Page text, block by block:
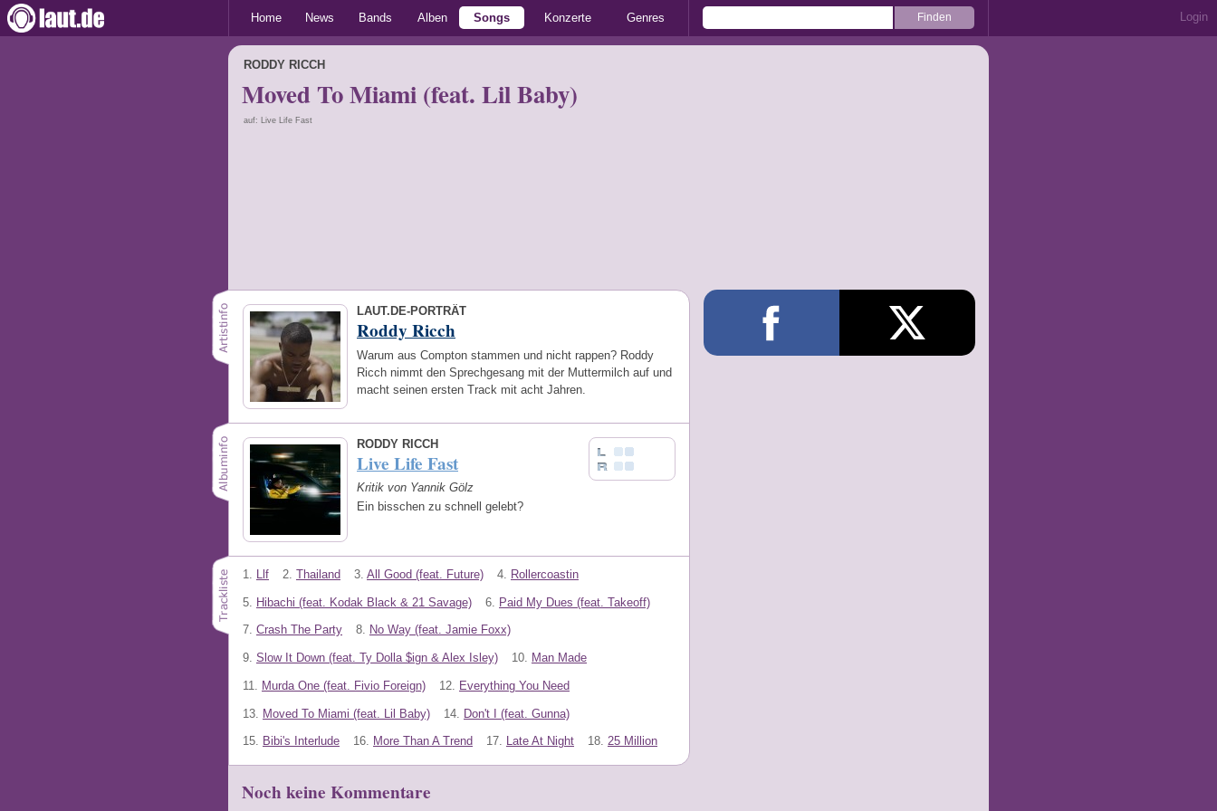
Home News Bands Alben Songs Konzerte Genres Login
RODDY RICCH
Moved To Miami (feat. Lil Baby)
auf: Live Life Fast
LAUT.DE-PORTRÄT
Roddy Ricch
Warum aus Compton stammen und nicht rappen? Roddy
Ricch nimmt den Sprechgesang mit der Muttermilch auf und
macht seinen ersten Track mit acht Jahren.
RODDY RICCH
Live Life Fast
Kritik von Yannik Gölz
Ein bisschen zu schnell gelebt?
1. Llf 2. Thailand 3. All Good (feat. Future) 4. Rollercoastin
5. Hibachi (feat. Kodak Black & 21 Savage) 6. Paid My Dues (feat. Takeoff)
7. Crash The Party 8. No Way (feat. Jamie Foxx)
9. Slow It Down (feat. Ty Dolla $ign & Alex Isley) 10. Man Made
11. Murda One (feat. Fivio Foreign) 12. Everything You Need
13. Moved To Miami (feat. Lil Baby) 14. Don't I (feat. Gunna)
15. Bibi's Interlude 16. More Than A Trend 17. Late At Night 18. 25 Million
Noch keine Kommentare